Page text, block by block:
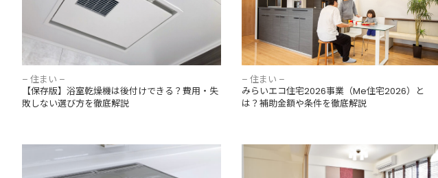
– 住まい –
【保存版】浴室乾燥機は後付けできる？費用・失
敗しない選び方を徹底解説
– 住まい –
みらいエコ住宅2026事業（Me住宅2026）と
は？補助金額や条件を徹底解説
ガスコンロからIHには交換可能【後悔しない
ために費用や注意点を理解しよう】
間取り変更のリフォーム費用と事例【後悔し
ないための注意点も解説】